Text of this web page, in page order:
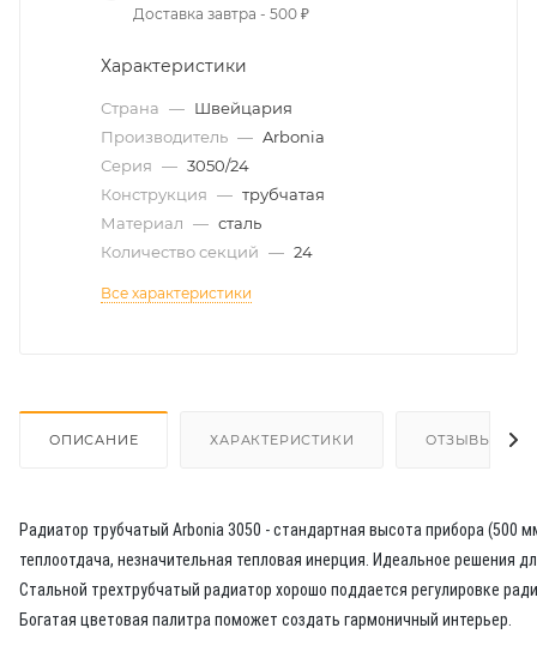
Доставка завтра - 500 ₽
Характеристики
Страна — Швейцария
Производитель — Arbonia
Серия — 3050/24
Конструкция — трубчатая
Материал — сталь
Количество секций — 24
Все характеристики
ОПИСАНИЕ ХАРАКТЕРИСТИКИ ОТЗЫВЫ
Радиатор трубчатый Arbonia 3050 - стандартная высота прибора (500
теплоотдача, незначительная тепловая инерция. Идеальное решения
Стальной трехтрубчатый радиатор хорошо поддается регулировке
Богатая цветовая палитра поможет создать гармоничный интерьер.